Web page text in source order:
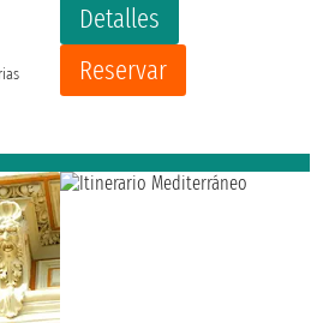
Detalles
Reservar